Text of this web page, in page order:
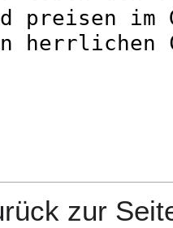
zur